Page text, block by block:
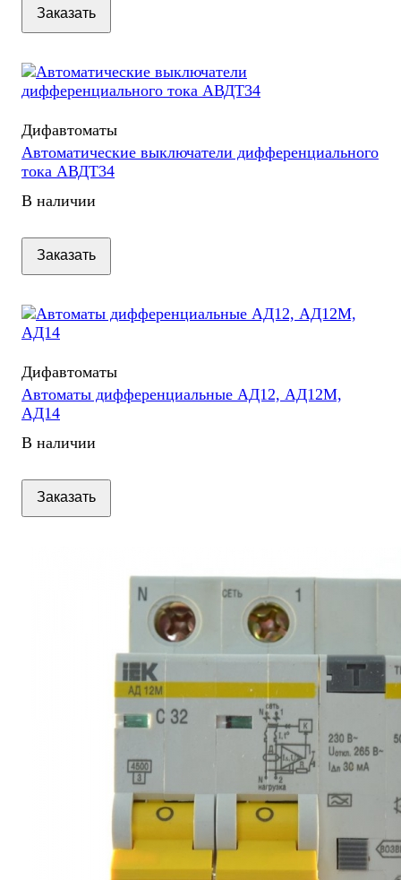
Заказать
Дифавтоматы
Автоматические выключатели дифференциального
тока АВДТ34
В наличии
Заказать
Дифавтоматы
Автоматы дифференциальные АД12, АД12М,
АД14
В наличии
Заказать